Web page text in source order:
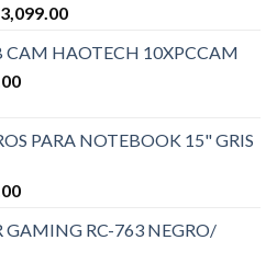
3,099.00
CAM HAOTECH 10XPCCAM
PARA NOTEBOOK 15" GRIS
GAMING RC-763 NEGRO/